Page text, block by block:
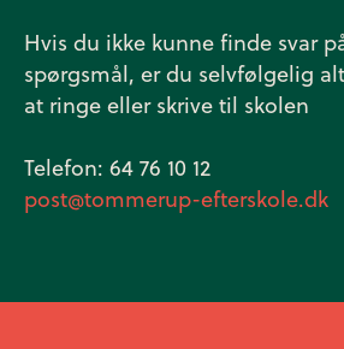
marts.
Hvis du ikke kunne finde svar
spørgsmål, er du selvfølgelig
at ringe eller skrive til skolen
Telefon: 64 76 10 12
post@tommerup-efterskole.dk